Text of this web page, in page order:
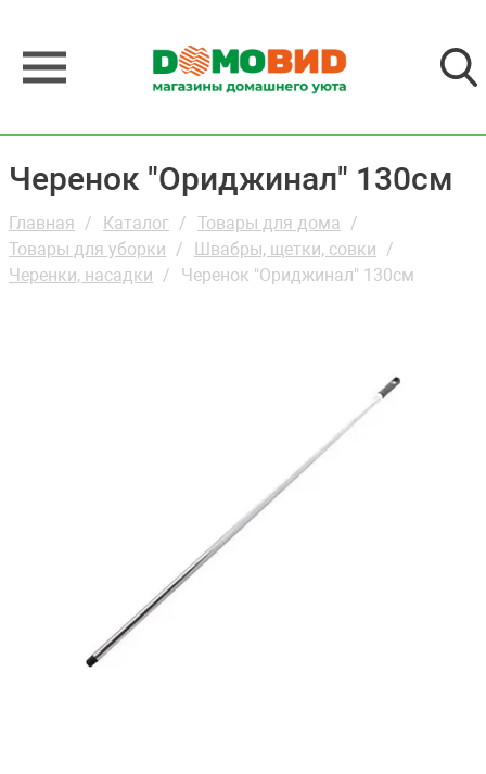
Черенок "Ориджинал" 130см
Главная Каталог
Товары для дома
Товары для уборки
Швабры, щетки, совки
Черенки, насадки
Черенок "Ориджинал" 130см